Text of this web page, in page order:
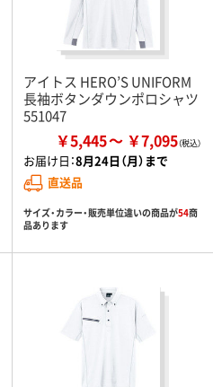
アイトス HERO’S UNIFORM
長袖ボタンダウンポロシャツ
551047
￥5,445 ￥7,095
お届け日：8月24日（月）まで
直送品
サイズ・カラー・販売単位違いの商品が54商
品あります